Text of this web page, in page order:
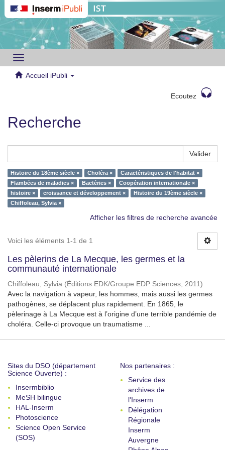
Toggle
navigation
Accueil iPubli
Ecoutez
Recherche
Valider
Histoire du 18ème siècle × Choléra ×
Caractéristiques de l'habitat ×
Flambées de maladies ×
Bactéries ×
Coopération internationale ×
histoire ×
croissance et développement ×
Histoire du 19ème siècle ×
Chiffoleau, Sylvia ×
Afficher les filtres de recherche avancée
Voici les éléments 1-1 de 1
Les pèlerins de La Mecque, les germes et la
communauté internationale
Chiffoleau, Sylvia (Éditions EDK/Groupe EDP Sciences, 2011)
Avec la navigation à vapeur, les hommes, mais aussi les germes
pathogènes, se déplacent plus rapidement. En 1865, le
pèlerinage à La Mecque est à l’origine d’une terrible pandémie de
choléra. Celle-ci provoque un traumatisme ...
Sites du DSO (département
Science Ouverte) :
Insermbiblio
MeSH bilingue
HAL-Inserm
Photoscience
Science Open Service
(SOS)
Nos partenaires :
Service des
archives de
l'Inserm
Délégation
Régionale
Inserm
Auvergne